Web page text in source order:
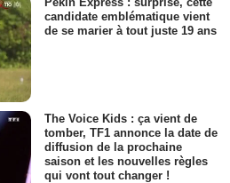
candidate emblématique vient
de se marier à tout juste 19 ans
The Voice Kids : ça vient de
tomber, TF1 annonce la date de
diffusion de la prochaine
saison et les nouvelles règles
qui vont tout changer !